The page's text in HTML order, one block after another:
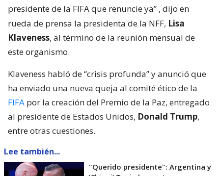
presidente de la FIFA que renuncie ya” , dijo en
rueda de prensa la presidenta de la NFF, Lisa
Klaveness, al término de la reunión mensual de
este organismo.
Klaveness habló de “crisis profunda” y anunció que
ha enviado una nueva queja al comité ético de la
FIFA por la creación del Premio de la Paz, entregado
al presidente de Estados Unidos, Donald Trump,
entre otras cuestiones.
Lee también...
"Querido presidente": Argentina y